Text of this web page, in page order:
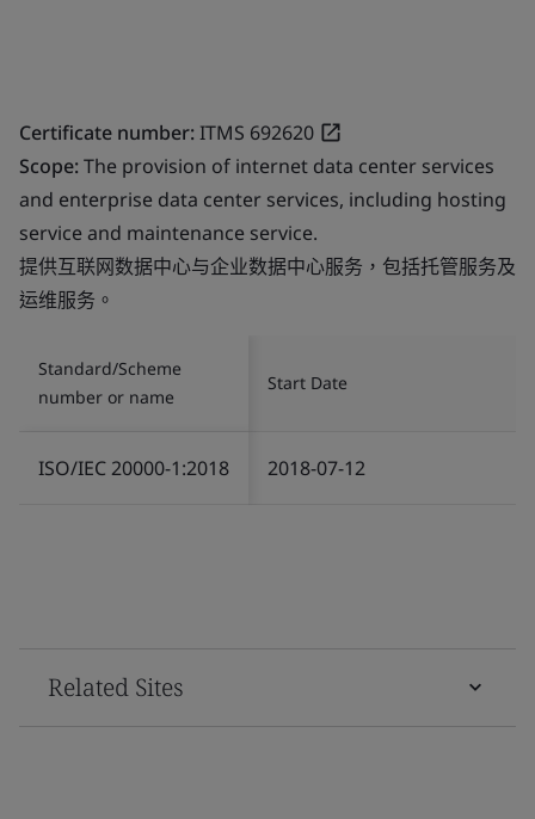
Certificate number:ITMS 692620
Scope:The provision of internet data center services
and enterprise data center services, including hosting
service and maintenance service.
提供互联网数据中心与企业数据中心服务，包括托管服务及
运维服务。
Standard/Scheme
number or name
Start Date
ISO/IEC 20000-1:2018 2018-07-12
Related Sites